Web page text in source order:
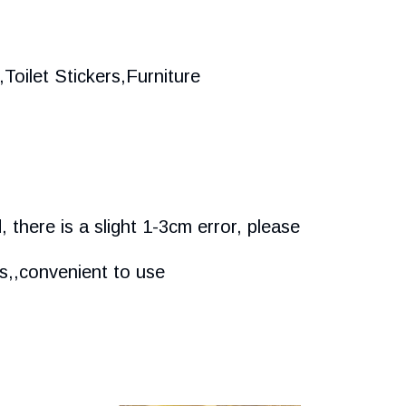
Stickers,Furniture
there is a slight 1-3cm error, please
to use